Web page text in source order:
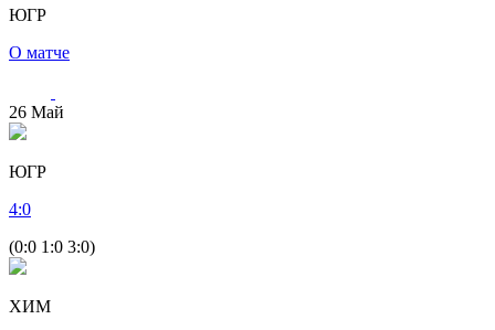
ЮГР
О матче
26 Май
ЮГР
4:0
(0:0 1:0 3:0)
ХИМ